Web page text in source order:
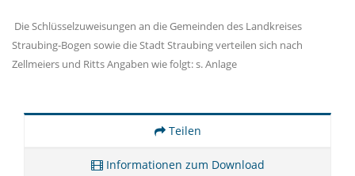
Die Schlüsselzuweisungen an die Gemeinden des Landkreises
Straubing-Bogen sowie die Stadt Straubing verteilen sich nach
Zellmeiers und Ritts Angaben wie folgt: s. Anlage
Teilen
Informationen zum Download